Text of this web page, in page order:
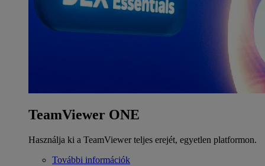
TeamViewer ONE
Használja ki a TeamViewer teljes erejét, egyetlen platformon.
További információk